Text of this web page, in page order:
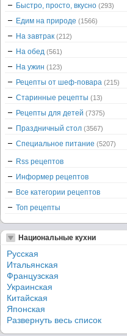
Быстро, просто, вкусно (293)
Едим на природе (1566)
На завтрак (212)
На обед (561)
На ужин (123)
Рецепты от шеф-повара (215)
Старинные рецепты (13)
Рецепты для детей (7375)
Праздничный стол (3567)
Специальное питание (5207)
Rss рецептов
Информер рецептов
Все категории рецептов
Топ рецепты
Национальные кухни
Русская
Итальянская
Французская
Украинская
Китайская
Японская
Развернуть весь список